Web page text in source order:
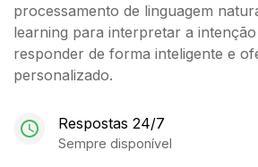
processamento de linguagem
learning para interpretar a
responder de forma inteligente e
personalizado.
Respostas 24/7
Sempre disponível